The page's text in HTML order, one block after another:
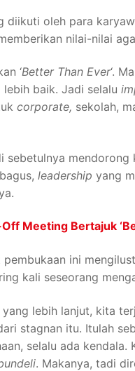
diikuti oleh para
nilai-nilai
‘Better Than Ever‘.
baik. Jadi selalu im
corporate, sekolah,
sebetulnya mendorong
leadership yang
Meeting Bertajuk
ini
kali seseorang
yang lebih lanjut, kita
stagnan itu. Itulah
selalu ada
. Makanya, tadi